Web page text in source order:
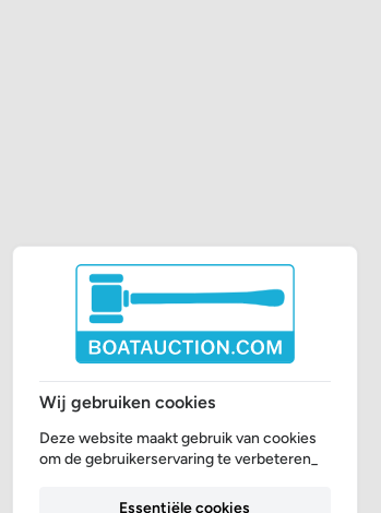
Wij gebruiken cookies
Deze website maakt gebruik van cookies
om de gebruikerservaring te verbeteren_
Essentiële cookies